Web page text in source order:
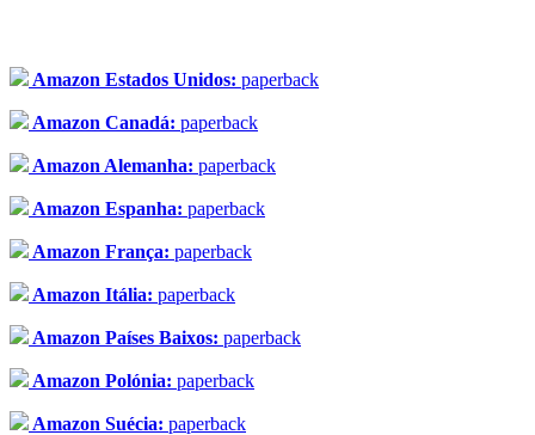
Amazon Estados Unidos: paperback
Amazon Canadá: paperback
Amazon Alemanha: paperback
Amazon Espanha: paperback
Amazon França: paperback
Amazon Itália: paperback
Amazon Países Baixos: paperback
Amazon Polónia: paperback
Amazon Suécia: paperback